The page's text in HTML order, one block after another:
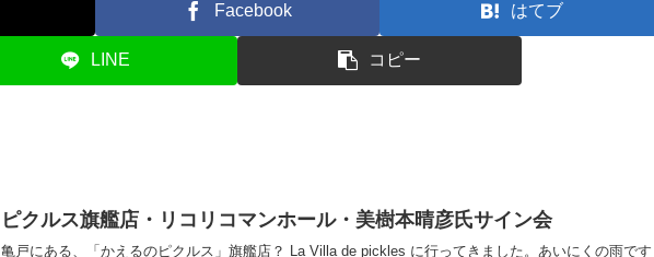
Facebook はてブ
LINE コピー
ピクルス旗艦店・リコリコマンホール・美樹本晴彦氏サイン会
亀戸にある、「かえるのピクルス」旗艦店？ La Villa de pickles に行ってきました。あいにくの雨です